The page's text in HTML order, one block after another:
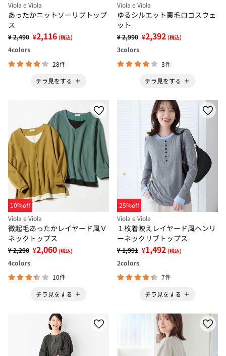
Viola e Viola
あったかニットソーリブトップ
ス
¥ 2,490 ¥2,116 (税込)
4colors
28件
チラ見をする
Viola e Viola
ゆるシルエット裏毛ロゴスウェ
ット
¥ 2,990 ¥2,392 (税込)
3colors
3件
チラ見をする
10%off
Viola e Viola
微起毛あったかレイヤード風Ｖ
ネックトップス
¥ 2,290 ¥2,060 (税込)
4colors
10件
チラ見をする
25%off
Viola e Viola
１枚着映えレイヤード風ヘンリ
ーネックリブトップス
¥ 1,991 ¥1,492 (税込)
2colors
7件
チラ見をする